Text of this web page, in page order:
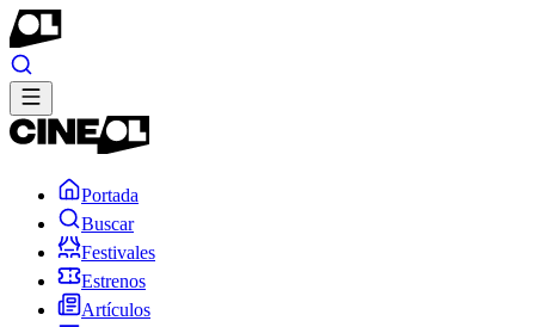
Portada
Buscar
Festivales
Estrenos
Artículos